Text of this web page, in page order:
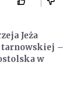
Jeża
tarnowskiej –
w